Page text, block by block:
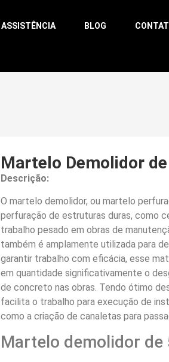
ASSISTÊNCIA BLOG
Martelo Demolidor
Descrição:
O martelo demolidor, ou martelo
perfuração de estruturas duras, como
trabalho pesado em obras de
também é amplamente utilizada para
garantir trabalho com eficácia, esse
em quantidade significativamente o
de concreto nas obras. Tendo ótimo
facilita o trabalho para execução de
como a criação de canaletas para
Martelo demolidor de